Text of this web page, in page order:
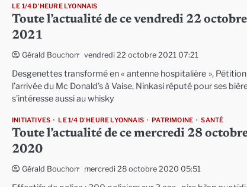
LE 1/4 D'HEURE LYONNAIS
Toute l’actualité de ce vendredi 22 octobre
2021
Gérald Bouchon vendredi 22 octobre 2021 07:21
Desgenettes transformé en « antenne hospitalière »,
l’arrivée du Mc Donald’s à Vaise, Ninkasi réputé pour ses
s’intéresse aussi au whisky
INITIATIVES LE 1/4 D'HEURE LYONNAIS PATRIMOINE SANTÉ
Toute l’actualité de ce mercredi 28
2020
Gérald Bouchon mercredi 28 octobre 2020 05:51